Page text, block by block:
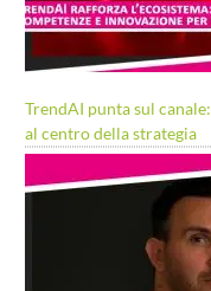
TrendAI punta sul
al centro della strategia